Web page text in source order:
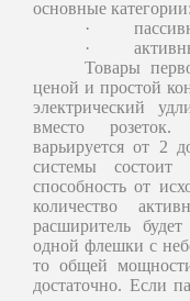
основные категории:
·
·
Товары
ценой и простой
электрический
вместо
варьируется от 2
системы
способность от
количество
расширитель
одной флешки с
то общей
достаточно. Если